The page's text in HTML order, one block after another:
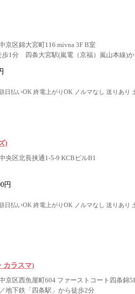
京区錦大宮町116 mivna 3F B室
歩1分 四条大宮駅(嵐電（京福）嵐山本線)
日払いOK 終電上がりOK ノルマなし 送りあり
)
央区北長挟通1-5-9 KCBビルB1
円
日払いOK 終電上がりOK ノルマなし 送りあ
カラスマ)
京区西魚屋町604 ファーストコート四条錦
地下鉄「四条駅」から徒歩2分